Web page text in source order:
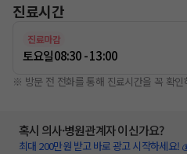
진료시간
진료마감
토요일08:30 - 13:00
※ 방문 전 전화를 통해 진료시간을 꼭 확인
혹시 의사·병원관계자 이신가요?
최대 200만원 받고 바로 광고 시작하세요!